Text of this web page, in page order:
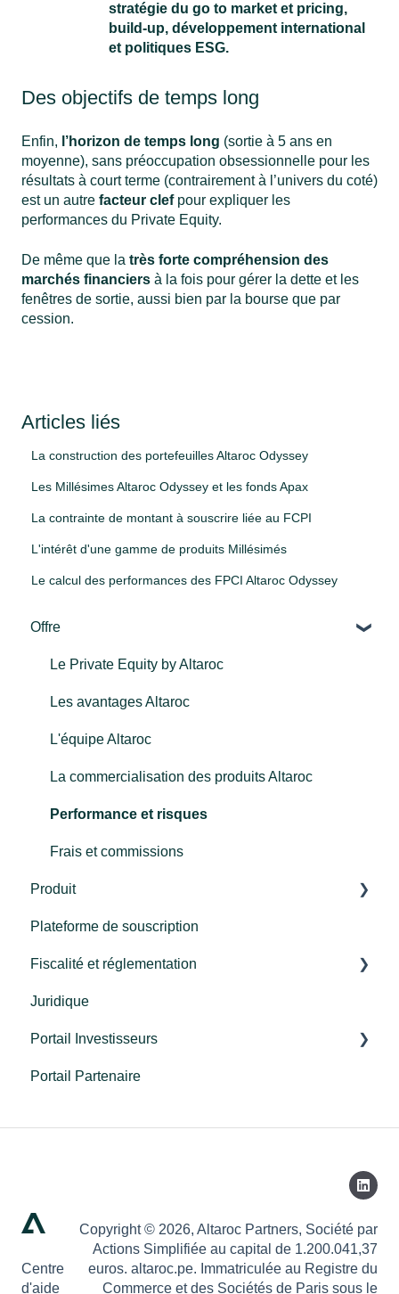
stratégie du go to market et pricing,
build-up, développement international
et politiques ESG.
Des objectifs de temps long
Enfin, l’horizon de temps long (sortie à 5 ans en
moyenne), sans préoccupation obsessionnelle pour les
résultats à court terme (contrairement à l’univers du coté)
est un autre facteur clefpour expliquer les
performances du Private Equity.
De même que la très forte compréhension des
marchés financiers à la fois pour gérer la dette et les
fenêtres de sortie, aussi bien par la bourse que par
cession.
Articles liés
La construction des portefeuilles Altaroc Odyssey
Les Millésimes Altaroc Odyssey et les fonds Apax
La contrainte de montant à souscrire liée au FCPI
L'intérêt d'une gamme de produits Millésimés
Le calcul des performances des FPCI Altaroc Odyssey
Offre
Le Private Equity by Altaroc
Les avantages Altaroc
L'équipe Altaroc
La commercialisation des produits Altaroc
Performance et risques
Frais et commissions
Produit
Millésime 2024
Millésime 2023
Millésime 2022
Millésime 2021
FCPR
Plateforme de souscription
Fiscalité et réglementation
Fiscalité
Réglementation
Juridique
Portail Investisseurs
Connexion
Portail Partenaire
Centre
d'aide
Copyright © 2026, Altaroc Partners, Société par
Actions Simplifiée au capital de 1.200.041,37
euros. altaroc.pe. Immatriculée au Registre du
Commerce et des Sociétés de Paris sous le